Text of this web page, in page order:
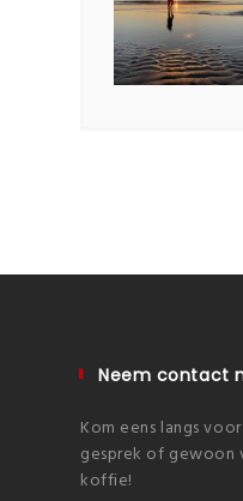
Neem contact
Kom eens langs
gesprek of gewoon
koffie!